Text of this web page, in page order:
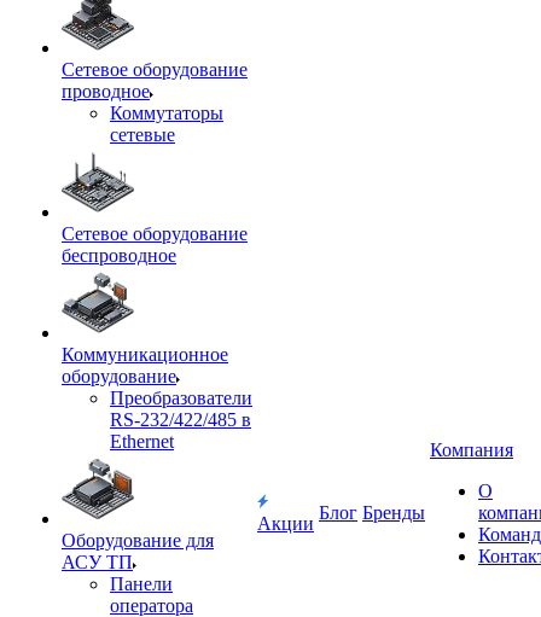
Сетевое оборудование
проводное
Коммутаторы
сетевые
Сетевое оборудование
беспроводное
Коммуникационное
оборудование
Преобразователи
RS-232/422/485 в
Ethernet
Оборудование для
АСУ ТП
Панели
оператора
Акции
Блог Бренды
Компания
О